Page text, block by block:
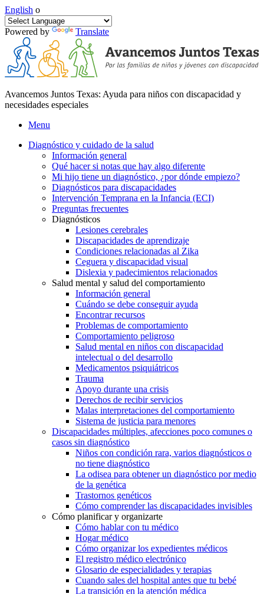
English o
Powered by Translate
Avancemos Juntos Texas: Ayuda para niños con discapacidad y
necesidades especiales
Menu
Diagnóstico y cuidado de la salud
Información general
Qué hacer si notas que hay algo diferente
Mi hijo tiene un diagnóstico, ¿por dónde empiezo?
Diagnósticos para discapacidades
Intervención Temprana en la Infancia (ECI)
Preguntas frecuentes
Diagnósticos
Lesiones cerebrales
Discapacidades de aprendizaje
Condiciones relacionadas al Zika
Ceguera y discapacidad visual
Dislexia y padecimientos relacionados
Salud mental y salud del comportamiento
Información general
Cuándo se debe conseguir ayuda
Encontrar recursos
Problemas de comportamiento
Comportamiento peligroso
Salud mental en niños con discapacidad
intelectual o del desarrollo
Medicamentos psiquiátricos
Trauma
Apoyo durante una crisis
Derechos de recibir servicios
Malas interpretaciones del comportamiento
Sistema de justicia para menores
Discapacidades múltiples, afecciones poco comunes o
casos sin diagnóstico
Niños con condición rara, varios diagnósticos o
no tiene diagnóstico
La odisea para obtener un diagnóstico por medio
de la genética
Trastornos genéticos
Cómo comprender las discapacidades invisibles
Cómo planificar y organizarte
Cómo hablar con tu médico
Hogar médico
Cómo organizar los expedientes médicos
El registro médico electrónico
Glosario de especialidades y terapias
Cuando sales del hospital antes que tu bebé
La transición en la atención médica